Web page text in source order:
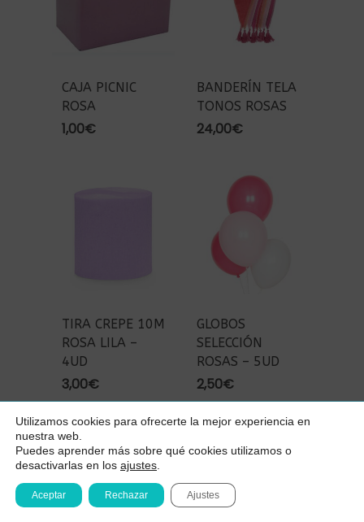
Subtotal: 0,00
Ver Carrito
CAJA PICNIC
ROSA
1,00€
BANDERÍN TELA
TONOS ROSAS
24,00€
TIRA CREPE 10M
ROSA LILA –
4UD
3,00€
GLOBOS
SELECCIÓN
ROSAS – 5UD
2,50€
Utilizamos cookies para ofrecerte la mejor experiencia en
nuestra web.
Puedes aprender más sobre qué cookies utilizamos o
desactivarlas en los ajustes
Aceptar Rechazar Ajustes